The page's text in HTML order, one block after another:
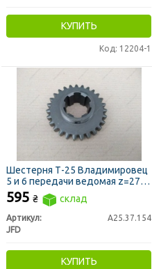
КУПИТЬ
Код: 12204-1
Шестерня Т-25 Владимировец
5 и 6 передачи ведомая z=27
(JFD)
595 ₴ склад
Артикул:
А25.37.154
JFD
КУПИТЬ